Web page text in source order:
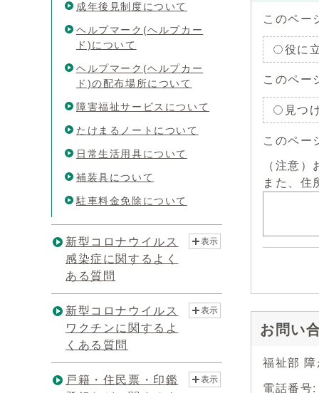
このペー
役に
このペー
見つ
このペー
（注意
また、住
お問い
福祉部
電話番
成年後見制度について
ヘルプマーク(ヘルプカー
ド)について
ヘルプマーク(ヘルプカー
ド)の配布場所について
障害福祉サービスについて
たけまるノートについて
日常生活用具について
補装具について
駐車料金免除について
新型コロナウイルス
感染症に関するよく
ある質問
表示
新型コロナウイルス
ワクチンに関するよ
くある質問
表示
戸籍・住民票・印鑑
表示